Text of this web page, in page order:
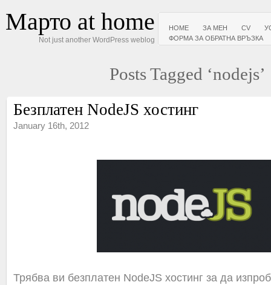
Марто at home
Not just another WordPress weblog
HOME ЗА МЕН CV
ФОРМА ЗА ОБРАТНА ВРЪЗКА
Posts Tagged ‘nodejs’
Безплатен NodeJS хостинг
January 16th, 2012
Трябва ви безплатен NodeJS хостинг за да